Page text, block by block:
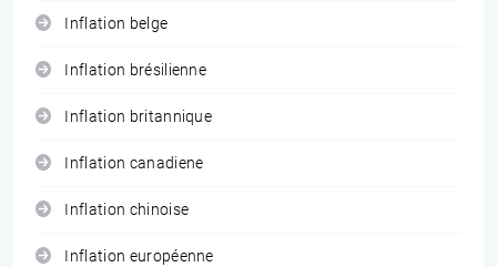
Inflation belge
Inflation brésilienne
Inflation britannique
Inflation canadiene
Inflation chinoise
Inflation européenne